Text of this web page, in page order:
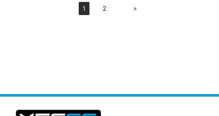
1 2 »Suiv